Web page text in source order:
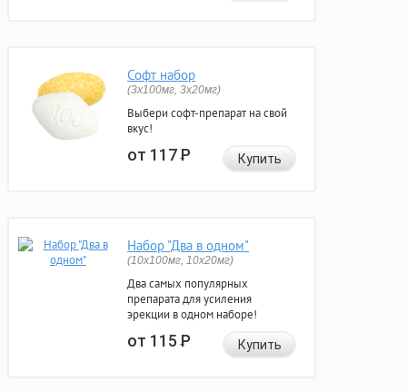
Софт набор
(3x100мг, 3x20мг)
Выбери софт-препарат на свой
вкус!
от 117Р Купить
Набор "Два в одном"
(10x100мг, 10x20мг)
Два самых популярных
препарата для усиления
эрекции в одном наборе!
от 115Р Купить